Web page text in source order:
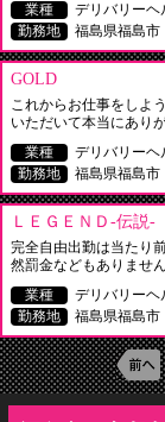
業種
デリバリーヘ
勤務地
福島県福島市
GOLD
これからお仕事をしよ
いただいて本当にあり
業種
デリバリーヘ
勤務地
福島県福島市
ＬＥＧＥＮＤ‐伝説‐
完全自由出勤は当たり
然罰金などもありませ
業種
デリバリーヘ
勤務地
福島県福島市